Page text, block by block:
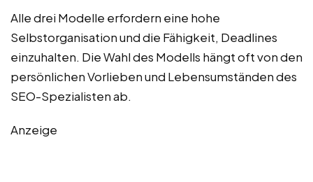
Alle drei Modelle erfordern eine hohe
Selbstorganisation und die Fähigkeit, Deadlines
einzuhalten. Die Wahl des Modells hängt oft von den
persönlichen Vorlieben und Lebensumständen des
SEO-Spezialisten ab.
Anzeige